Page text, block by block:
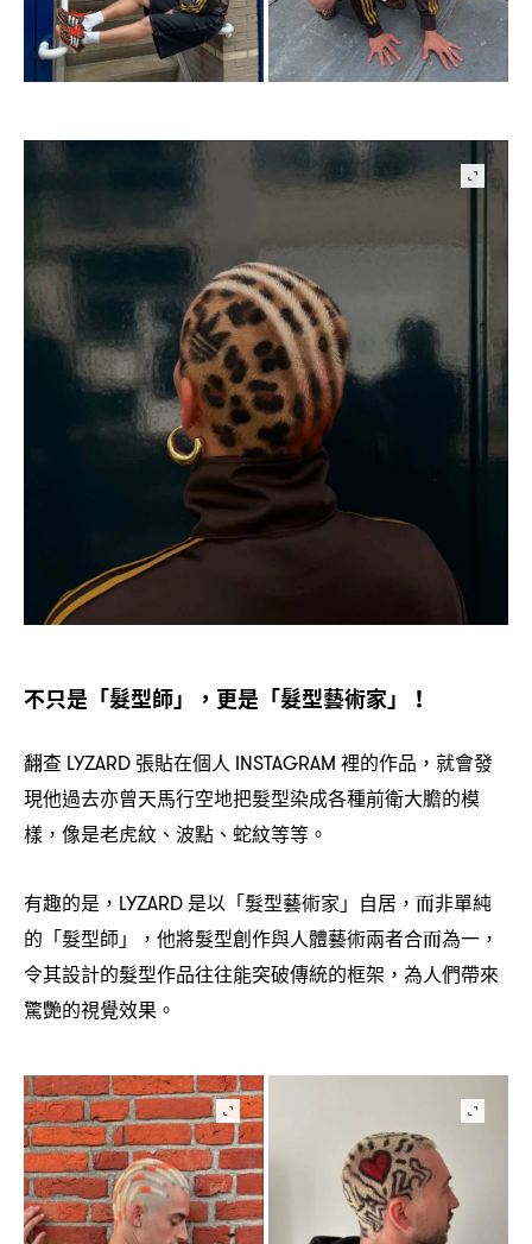
不只是「髮型師」 ， 更是「髮型藝術家」 ！
翻查 LYZARD 張貼在個人 INSTAGRAM 裡的作品 ， 就會發
現他過去亦曾天馬行空地把髮型染成各種前衛大膽的模
樣 ， 像是老虎紋、波點、蛇紋等等。
有趣的是 ，LYZARD 是以「髮型藝術家」自居 ， 而非單純
的「髮型師」
， 他將髮型創作與人體藝術兩者合而為一 ，
令其設計的髮型作品往往能突破傳統的框架 ， 為人們帶來
驚艷的視覺效果。